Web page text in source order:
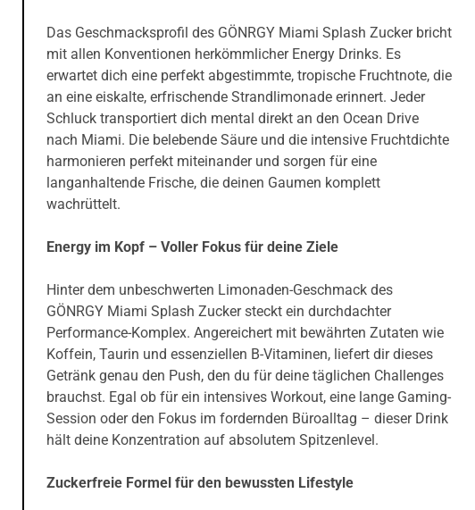
Das Geschmacksprofil des GÖNRGY Miami Splash Zucker bricht
mit allen Konventionen herkömmlicher Energy Drinks. Es
erwartet dich eine perfekt abgestimmte, tropische Fruchtnote, die
an eine eiskalte, erfrischende Strandlimonade erinnert. Jeder
Schluck transportiert dich mental direkt an den Ocean Drive
nach Miami. Die belebende Säure und die intensive Fruchtdichte
harmonieren perfekt miteinander und sorgen für eine
langanhaltende Frische, die deinen Gaumen komplett
wachrüttelt.
Energy im Kopf – Voller Fokus für deine Ziele
Hinter dem unbeschwerten Limonaden-Geschmack des
GÖNRGY Miami Splash Zucker steckt ein durchdachter
Performance-Komplex. Angereichert mit bewährten Zutaten wie
Koffein, Taurin und essenziellen B-Vitaminen, liefert dir dieses
Getränk genau den Push, den du für deine täglichen Challenges
brauchst. Egal ob für ein intensives Workout, eine lange Gaming-
Session oder den Fokus im fordernden Büroalltag – dieser Drink
hält deine Konzentration auf absolutem Spitzenlevel.
Zuckerfreie Formel für den bewussten Lifestyle